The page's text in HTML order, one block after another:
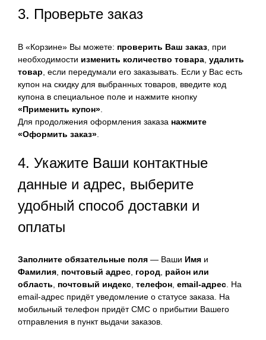
3. Проверьте заказ
В «Корзине» Вы можете: проверить Ваш заказ , при
необходимости изменить количество товара удалить
товар , если передумали его заказывать. Если у Вас есть
купон на скидку для выбранных товаров, введите код
купона в специальное поле и нажмите кнопку
«Применить купон»
Для продолжения оформления заказа нажмите
«Оформить заказ»
4. Укажите Ваши контактные
данные и адрес, выберите
удобный способ доставки и
оплаты
Заполните обязательные поля — Ваши Имя и
Фамилия почтовый адрес город район или
область
почтовый индекс телефон email-адрес . На
email-адрес придёт уведомление о статусе заказа. На
мобильный телефон придёт СМС о прибытии Вашего
отправления в пункт выдачи заказов.